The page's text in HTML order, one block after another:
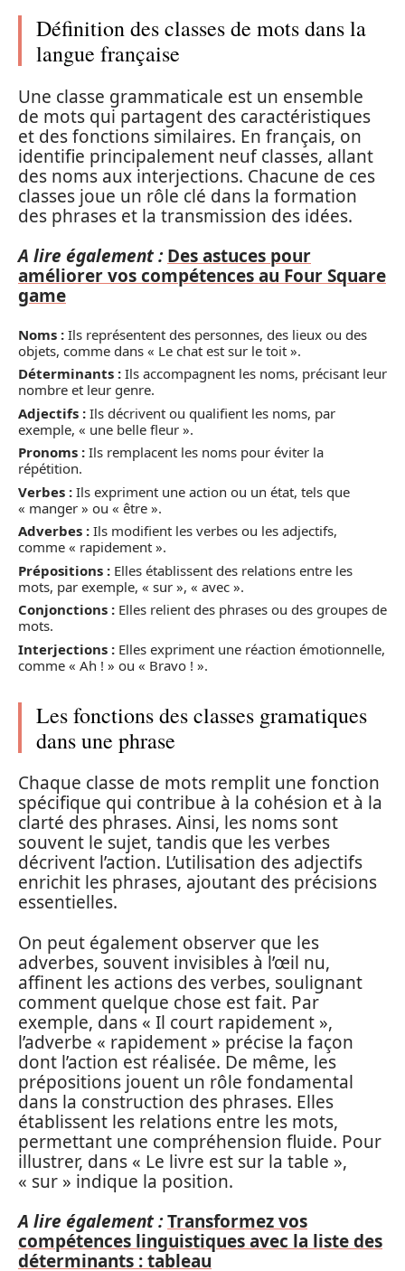
Définition des classes de mots dans la
langue française
Une classe grammaticale est un ensemble
de mots qui partagent des caractéristiques
et des fonctions similaires. En français, on
identifie principalement neuf classes, allant
des noms aux interjections. Chacune de ces
classes joue un rôle clé dans la formation
des phrases et la transmission des idées.
A lire également : Des astuces pour
améliorer vos compétences au Four Square
game
Noms : Ils représentent des personnes, des lieux ou des
objets, comme dans « Le chat est sur le toit ».
Déterminants : Ils accompagnent les noms, précisant leur
nombre et leur genre.
Adjectifs : Ils décrivent ou qualifient les noms, par
exemple, « une belle fleur ».
Pronoms : Ils remplacent les noms pour éviter la
répétition.
Verbes : Ils expriment une action ou un état, tels que
« manger » ou « être ».
Adverbes : Ils modifient les verbes ou les adjectifs,
comme « rapidement ».
Prépositions : Elles établissent des relations entre les
mots, par exemple, « sur », « avec ».
Conjonctions : Elles relient des phrases ou des groupes de
mots.
Interjections : Elles expriment une réaction émotionnelle,
comme « Ah ! » ou « Bravo ! ».
Les fonctions des classes gramatiques
dans une phrase
Chaque classe de mots remplit une fonction
spécifique qui contribue à la cohésion et à la
clarté des phrases. Ainsi, les noms sont
souvent le sujet, tandis que les verbes
décrivent l’action. L’utilisation des adjectifs
enrichit les phrases, ajoutant des précisions
essentielles.
On peut également observer que les
adverbes, souvent invisibles à l’œil nu,
affinent les actions des verbes, soulignant
comment quelque chose est fait. Par
exemple, dans « Il court rapidement »,
l’adverbe « rapidement » précise la façon
dont l’action est réalisée. De même, les
prépositions jouent un rôle fondamental
dans la construction des phrases. Elles
établissent les relations entre les mots,
permettant une compréhension fluide. Pour
illustrer, dans « Le livre est sur la table »,
« sur » indique la position.
A lire également :Transformez vos
compétences linguistiques avec la liste des
déterminants : tableau